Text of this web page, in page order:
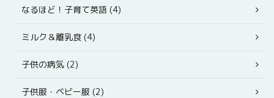
なるほど！子育て英語 (4)
ミルク＆離乳食 (4)
子供の病気 (2)
子供服・ベビー服 (2)